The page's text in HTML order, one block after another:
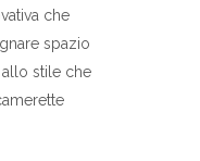
che
spazio
stile che